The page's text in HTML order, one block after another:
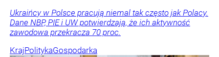
Ukraińcy w Polsce pracują niemal tak często jak Polacy.
Dane NBP, PIE i UW potwierdzają, że ich aktywność
zawodowa przekracza 70 proc.
KrajPolitykaGospodarka